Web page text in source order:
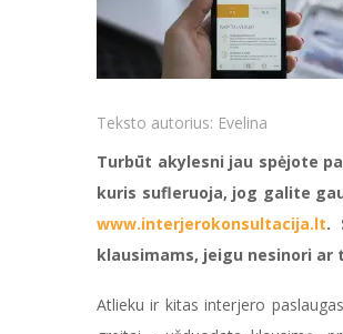
Teksto autorius: Evelina
Turbūt akylesni jau spėjote
kuris sufleruoja, jog galite
www.interjerokonsultacija.lt.
klausimams, jeigu nesinori
Atlieku ir kitas interjero